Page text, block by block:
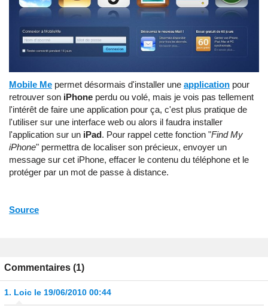
Mobile Me permet désormais d'installer une application pour
retrouver son iPhone perdu ou volé, mais je vois pas tellement
l'intérêt de faire une application pour ça, c'est plus pratique de
l'utiliser sur une interface web ou alors il faudra installer
l'application sur un iPad. Pour rappel cette fonction "Find My
iPhone" permettra de localiser son précieux, envoyer un
message sur cet iPhone, effacer le contenu du téléphone et le
protéger par un mot de passe à distance.
Source
Commentaires (1)
1. Loic le 19/06/2010 00:44